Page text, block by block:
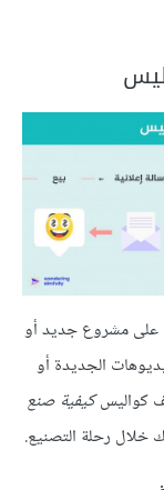
على مشروع جديد أو
الجديدة أو
كواليسكيفية صنع
خلال رحلة التصنيع.